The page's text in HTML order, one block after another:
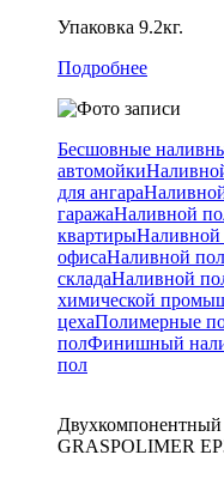
Упаковка 9.2кг.
Подробнее
Бесшовные
автомойки
для ангара
гаражаНаливной
квартирыНаливной
офисаНаливной
складаНаливной
химической
цехаПолимерные
полФинишный
пол
GRASPOLIMER